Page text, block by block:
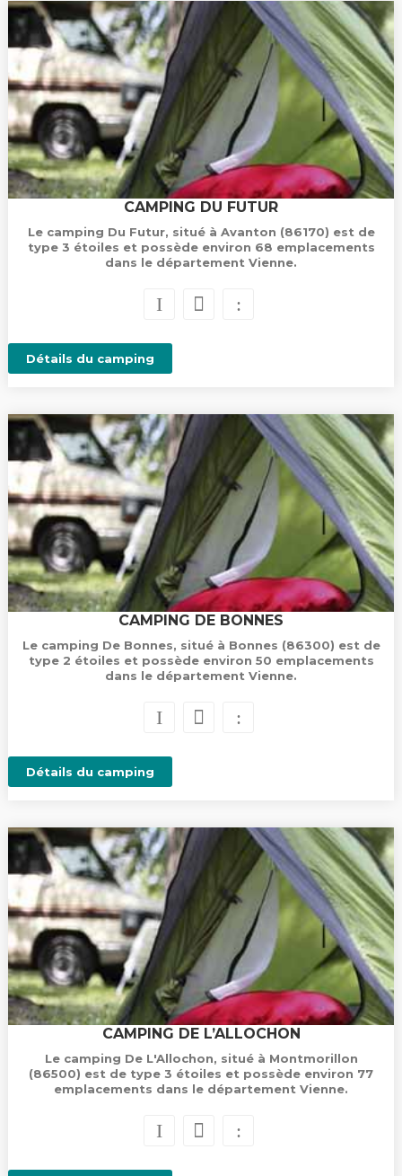
CAMPING DU FUTUR
Le camping Du Futur, situé à Avanton (86170) est de
type 3 étoiles et possède environ 68 emplacements
dans le département Vienne.
Détails du camping
CAMPING DE BONNES
Le camping De Bonnes, situé à Bonnes (86300) est de
type 2 étoiles et possède environ 50 emplacements
dans le département Vienne.
Détails du camping
CAMPING DE L’ALLOCHON
Le camping De L'Allochon, situé à Montmorillon
(86500) est de type 3 étoiles et possède environ 77
emplacements dans le département Vienne.